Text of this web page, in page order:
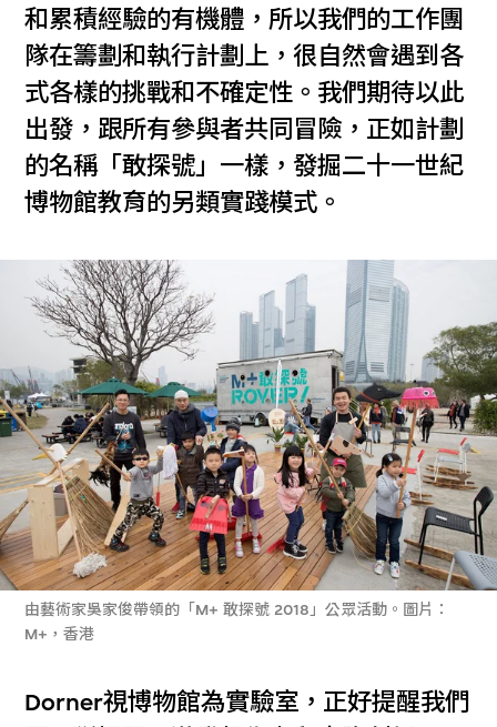
和累積經驗的有機體，所以我們的工作團
隊在籌劃和執行計劃上，很自然會遇到各
式各樣的挑戰和不確定性。我們期待以此
出發，跟所有參與者共同冒險，正如計劃
的名稱「敢探號」一樣，發掘二十一世紀
博物館教育的另類實踐模式。
由藝術家吳家俊帶領的「M+ 敢探號 2018」公眾活動。圖片：
M+，香港
Dorner視博物館為實驗室，正好提醒我們